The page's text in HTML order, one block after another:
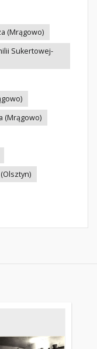
(Mrągowo)
Sukertowej-
(Mrągowo)